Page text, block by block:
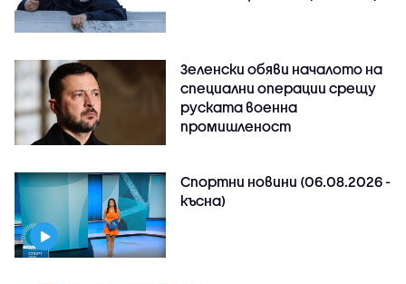
Зеленски обяви началото на
специални операции срещу
руската военна
промишленост
Спортни новини (06.08.2026 -
късна)